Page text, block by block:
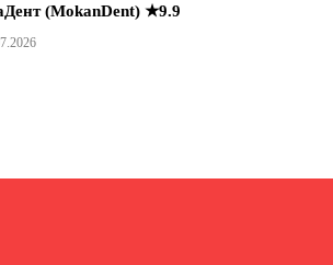
(MokanDent) ★9.9